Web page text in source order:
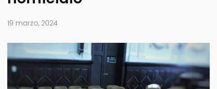
19 marzo, 2024